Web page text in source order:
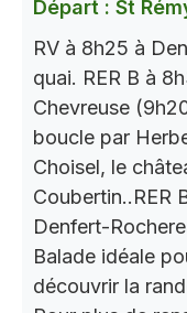
Départ : St
RV à 8h25 à
quai. RER B à
Chevreuse
boucle par
Choisel, le
Coubertin..RER
Denfert-
Balade idéale
découvrir la